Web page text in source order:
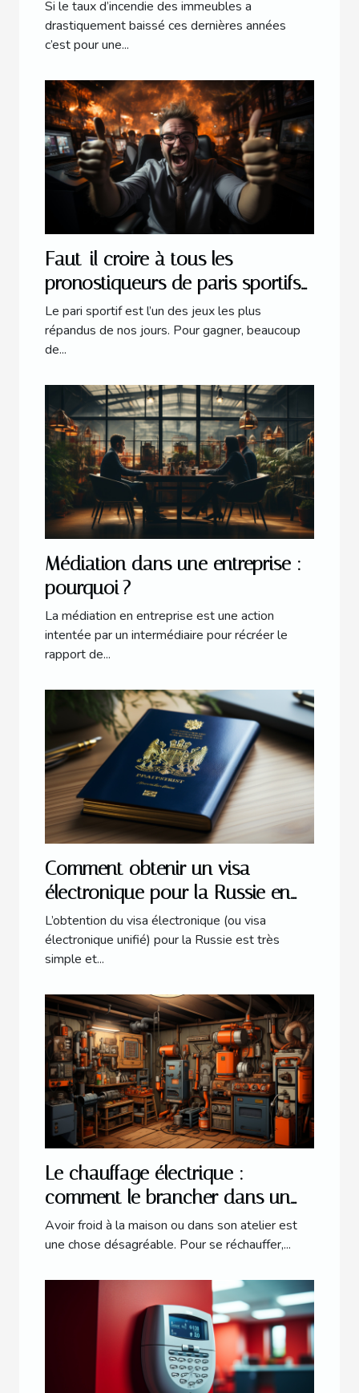
Si le taux d’incendie des immeubles a
drastiquement baissé ces dernières années
c’est pour une...
Faut-il croire à tous les
pronostiqueurs de paris sportifs
en ligne ?
Le pari sportif est l’un des jeux les plus
répandus de nos jours. Pour gagner, beaucoup
de...
Médiation dans une entreprise :
pourquoi ?
La médiation en entreprise est une action
intentée par un intermédiaire pour récréer le
rapport de...
Comment obtenir un visa
électronique pour la Russie en
2021 ?
L’obtention du visa électronique (ou visa
électronique unifié) pour la Russie est très
simple et...
Le chauffage électrique :
comment le brancher dans un
atelier ?
Avoir froid à la maison ou dans son atelier est
une chose désagréable. Pour se réchauffer,...